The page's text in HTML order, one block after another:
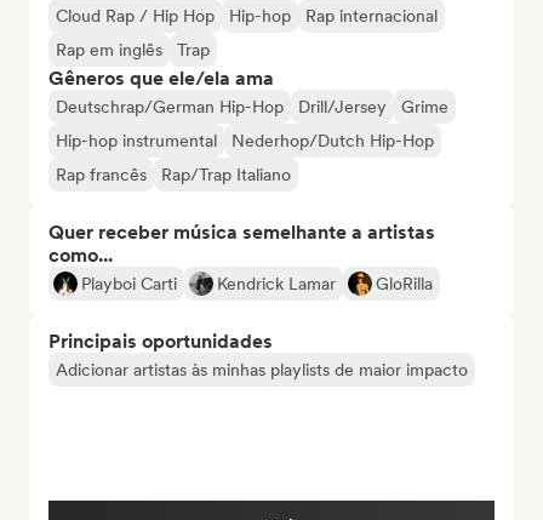
Cloud Rap / Hip Hop Hip-hop
Rap internacional
Rap em inglês
Trap
Gêneros que ele/ela ama
Deutschrap/German Hip-Hop Drill/Jersey
Grime
Hip-hop instrumental
Nederhop/Dutch Hip-Hop
Rap francês
Rap/Trap Italiano
Quer receber música semelhante a artistas
como...
Playboi Carti Kendrick Lamar GloRilla
Principais oportunidades
Adicionar artistas às minhas playlists de maior impacto